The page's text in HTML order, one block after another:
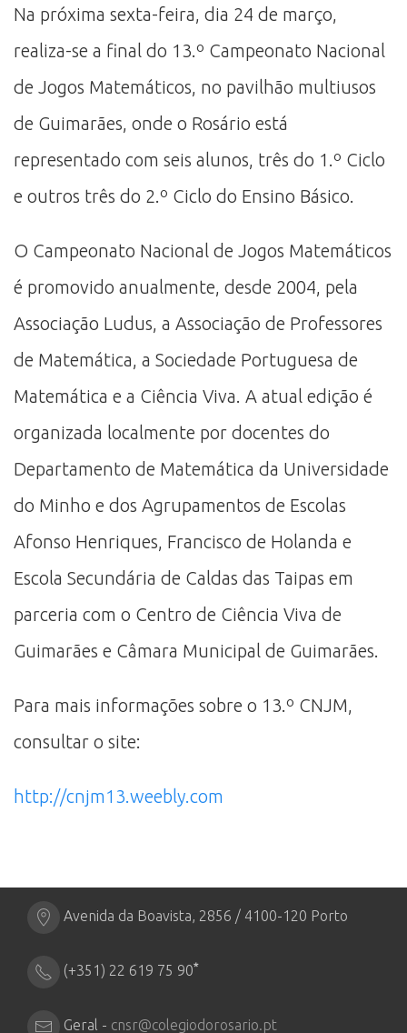
Na próxima sexta-feira, dia 24 de março,
realiza-se a final do 13.º Campeonato Nacional
de Jogos Matemáticos, no pavilhão multiusos
de Guimarães, onde o Rosário está
representado com seis alunos, três do 1.º Ciclo
e outros três do 2.º Ciclo do Ensino Básico.
O Campeonato Nacional de Jogos Matemáticos
é promovido anualmente, desde 2004, pela
Associação Ludus, a Associação de Professores
de Matemática, a Sociedade Portuguesa de
Matemática e a Ciência Viva. A atual edição é
organizada localmente por docentes do
Departamento de Matemática da Universidade
do Minho e dos Agrupamentos de Escolas
Afonso Henriques, Francisco de Holanda e
Escola Secundária de Caldas das Taipas em
parceria com o Centro de Ciência Viva de
Guimarães e Câmara Municipal de Guimarães.
Para mais informações sobre o 13.º CNJM,
consultar o site:
http://cnjm13.weebly.com
Avenida da Boavista, 2856 / 4100-120 Porto
(+351) 22 619 75 90*
Geral - cnsr@colegiodorosario.pt